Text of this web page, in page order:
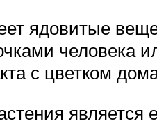
ядовитые
человека
с цветком
является